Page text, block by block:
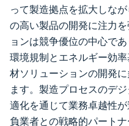
って製造拠点を拡大しな
の高い製品の開発に注力
ョンは競争優位の中心で
環境規制とエネルギー効
材ソリューションの開発
ます。製造プロセスのデ
適化を通じて業務卓越性
負業者との戦略的パート